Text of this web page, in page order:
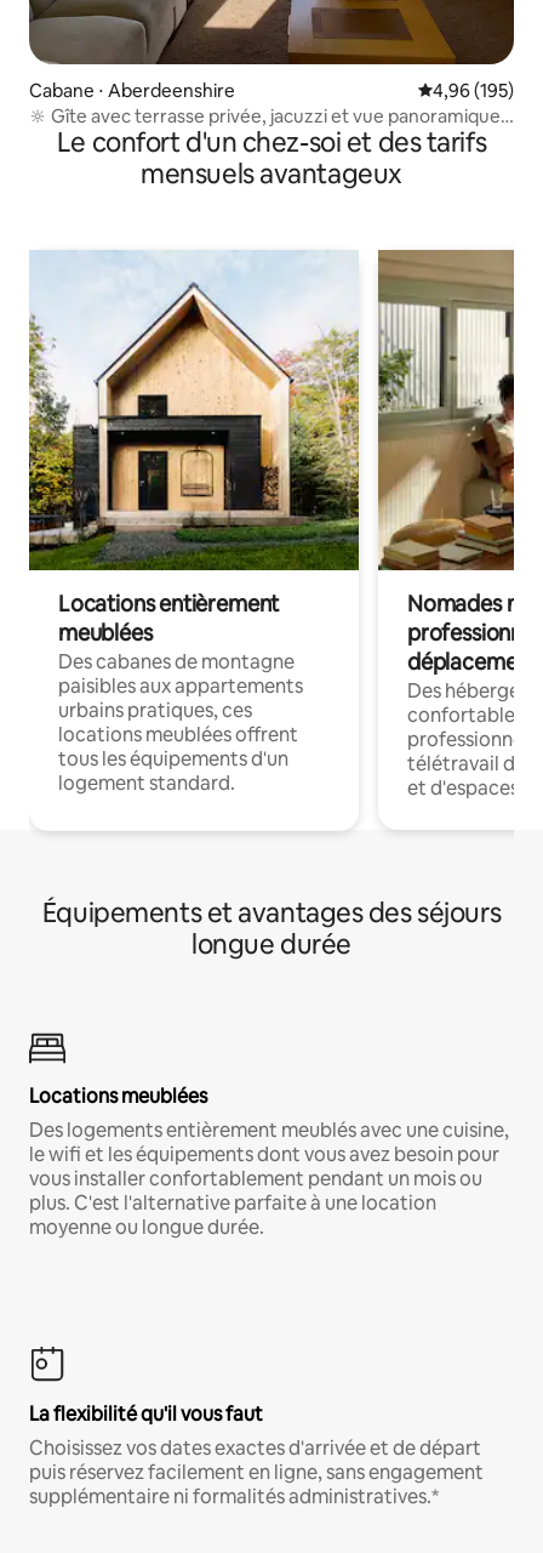
Cabane ⋅ Aberdeenshire Évaluation
4,96 (195)
🔆 Gîte avec terrasse privée, jacuzzi et vue panoramique
Le confort d'un chez-soi et des tarifs
mensuels avantageux
Locations entièrement
meublées
Des cabanes de montagne
paisibles aux appartements
urbains pratiques, ces
locations meublées offrent
tous les équipements d'un
logement standard.
Nomades
déplacement
Des
confortables
professionnels
télétravail
et d'espaces
Équipements et avantages des séjours
longue durée
Locations meublées
Des logements entièrement meublés avec une cuisine,
le wifi et les équipements dont vous avez besoin pour
vous installer confortablement pendant un mois ou
plus. C'est l'alternative parfaite à une location
moyenne ou longue durée.
La flexibilité qu'il vous faut
Choisissez vos dates exactes d'arrivée et de départ
puis réservez facilement en ligne, sans engagement
supplémentaire ni formalités administratives.*